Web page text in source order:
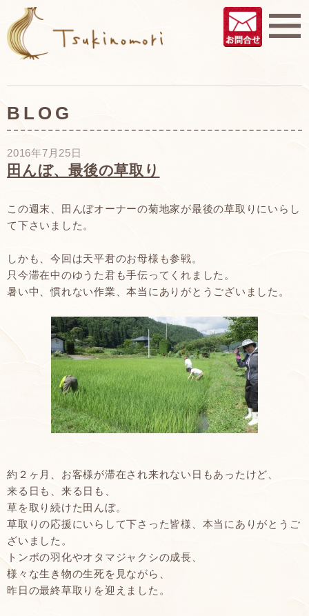
BLOG
2016年7月25日
田んぼ、最後の草取り
この週末、田んぼオーナーの菊地家が最後の草取りにいらし
て下さいました。
しかも、今回は天平君のお母様も参戦。
只今滞在中のゆうた君も手伝ってくれました。
暑い中、慣れない作業、本当にありがとうございました。
約２ヶ月、お客様が滞在され来れない日もあったけど、
来る日も、来る日も、
草を取り続けた田んぼ。
草取りの応援にいらして下さった皆様、本当にありがとうご
ざいました。
トンボの羽化やオタマジャクシの成長、
様々な生き物の生死を見ながら、
昨日の最終草取りを迎えました。